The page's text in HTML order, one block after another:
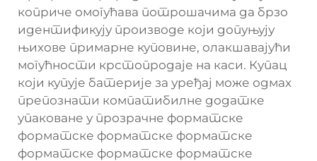
коприче омогућава потрошачима да брзо
идентификују производе који допуњују
њихове примарне куповине, олакшавајући
могућности крстопродаје на каси. Купац
који купује батерије за уређај може одмах
препознати компатибилне додатке
упаковане у прозрачне форматске
форматске форматске форматске
форматске форматске форматске